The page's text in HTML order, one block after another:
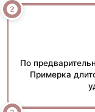
По
Примерка